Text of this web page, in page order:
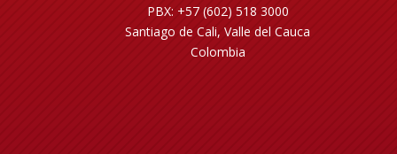
PBX: +57 (602) 518 3000
Santiago de Cali, Valle del Cauca
Colombia